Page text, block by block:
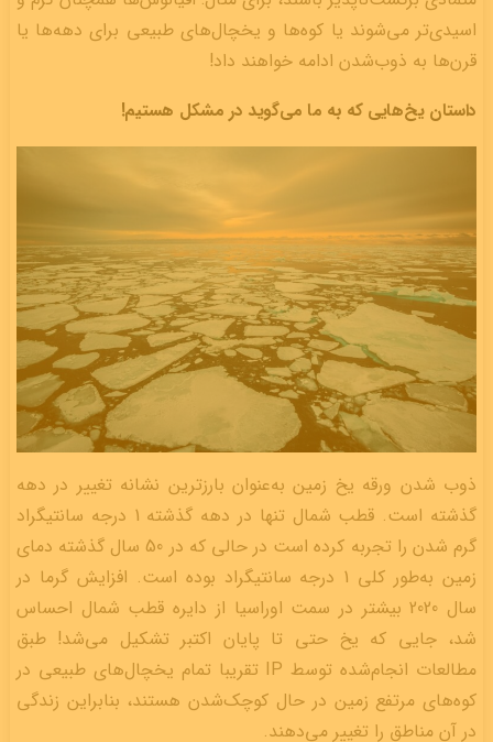
اسیدی‌تر می‌شوند یا کوه‌ها و یخچال‌های طبیعی برای دهه‌ها یا
قرن‌ها به ذوب‌‌شدن ادامه خواهند داد!
داستان یخ‌هایی که به ما می‌گوید در مشکل هستیم!
ذوب‌ شدن ورقه یخ زمین به‌عنوان بارزترین نشانه تغییر در دهه
گذشته است. قطب شمال تنها در دهه گذشته 1 درجه سانتیگراد
گرم ‌شدن را تجربه کرده است در حالی که در 50 سال گذشته دمای
زمین به‌طور کلی 1 درجه سانتیگراد بوده است. افزایش گرما در
سال 2020 بیشتر در سمت اوراسیا از دایره قطب شمال احساس
شد، جایی که یخ حتی تا پایان اکتبر تشکیل می‌شد! طبق
مطالعات انجام‌شده توسط IP تقریبا تمام یخچال‌های طبیعی در
کوه‌های مرتفع زمین در حال کوچک‌شدن هستند، بنابراین زندگی
در آن مناطق را تغییر می‌دهند.